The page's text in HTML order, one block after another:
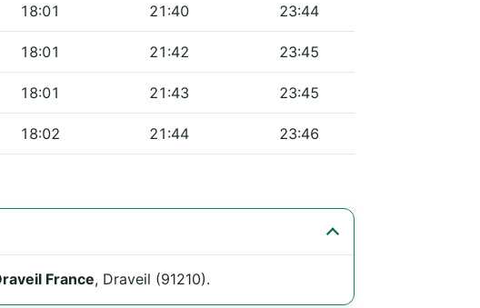
18:01 21:40 23:44
18:01 21:42 23:45
18:01 21:43 23:45
18:02 21:44 23:46
France, Draveil (91210).